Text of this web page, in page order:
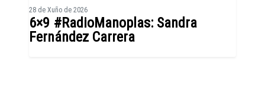
28 de Xuño de 2026
6×9 #RadioManoplas: Sandra
Fernández Carrera